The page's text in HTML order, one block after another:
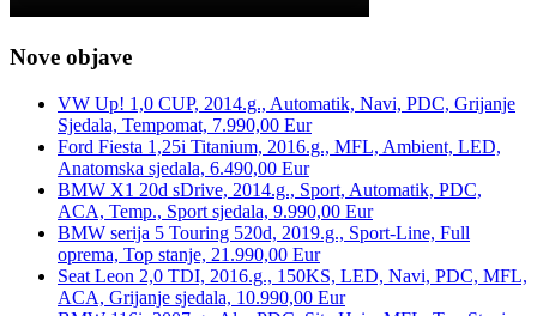
Nove objave
VW Up! 1,0 CUP, 2014.g., Automatik, Navi, PDC, Grijanje
Sjedala, Tempomat, 7.990,00 Eur
Ford Fiesta 1,25i Titanium, 2016.g., MFL, Ambient, LED,
Anatomska sjedala, 6.490,00 Eur
BMW X1 20d sDrive, 2014.g., Sport, Automatik, PDC,
ACA, Temp., Sport sjedala, 9.990,00 Eur
BMW serija 5 Touring 520d, 2019.g., Sport-Line, Full
oprema, Top stanje, 21.990,00 Eur
Seat Leon 2,0 TDI, 2016.g., 150KS, LED, Navi, PDC, MFL,
ACA, Grijanje sjedala, 10.990,00 Eur